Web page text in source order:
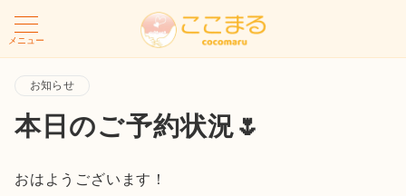
メニュー
お知らせ
本日のご予約状況🌷
おはようございます！